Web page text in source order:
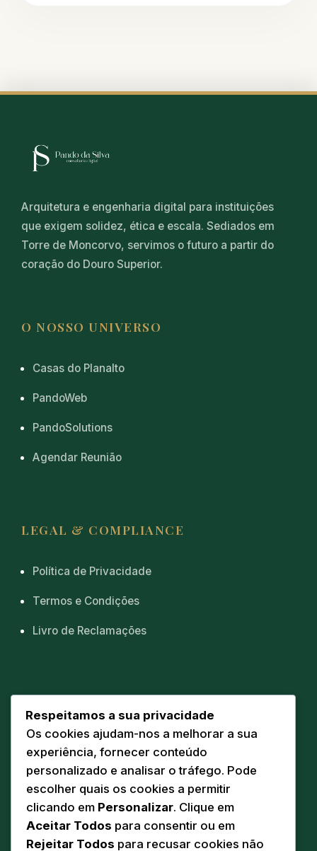
Arquitetura e engenharia digital para instituições
que exigem solidez, ética e escala. Sediados em
Torre de Moncorvo, servimos o futuro a partir do
coração do Douro Superior.
O NOSSO UNIVERSO
Casas do Planalto
PandoWeb
PandoSolutions
Agendar Reunião
LEGAL & COMPLIANCE
Política de Privacidade
Termos e Condições
Livro de Reclamações
Sede
Av. Eng. Duarte Pacheco 20 A
5160-218 Torre de Moncorvo
✉️ Comunicação
geral@pandodasilva.pt
Respeitamos a sua privacidade
Os cookies ajudam-nos a melhorar a sua
experiência, fornecer conteúdo
personalizado e analisar o tráfego. Pode
escolher quais os cookies a permitir
clicando em Personalizar. Clique em
Aceitar Todos para consentir ou em
Rejeitar Todos para recusar cookies não